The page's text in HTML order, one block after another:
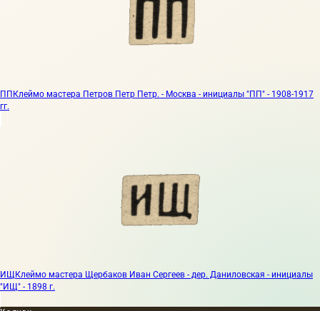
ППКлеймо мастера Петров Петр Петр. - Москва - инициалы "ПП" - 1908-1917
гг.
ИЩКлеймо мастера Щербаков Иван Сергеев - дер. Даниловская - инициалы
"ИЩ" - 1898 г.